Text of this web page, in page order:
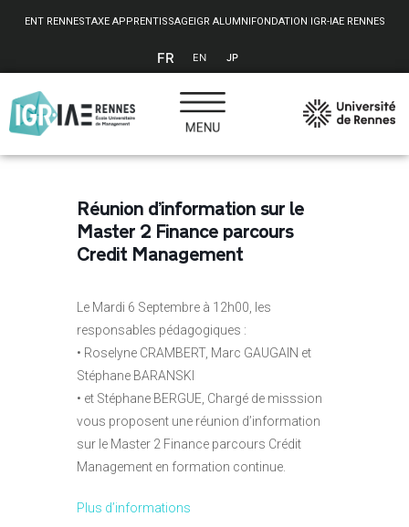
ENT RENNESTAXE APPRENTISSAGEIGR ALUMNIFONDATION IGR-IAE RENNES
FR EN JP
Réunion d’information sur le
Master 2 Finance parcours
Credit Management
Le Mardi 6 Septembre à 12h00, les
responsables pédagogiques :
• Roselyne CRAMBERT, Marc GAUGAIN et
Stéphane BARANSKI
• et Stéphane BERGUE, Chargé de misssion
vous proposent une réunion d’information
sur le Master 2 Finance parcours Crédit
Management en formation continue.
Plus d’informations